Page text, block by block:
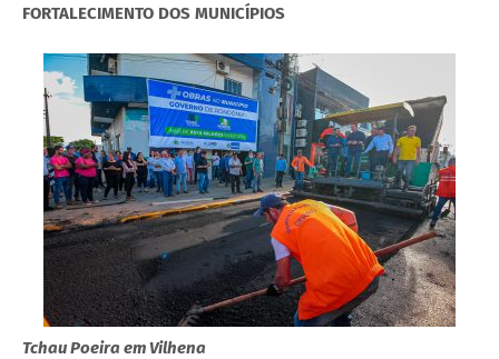
FORTALECIMENTO DOS MUNICÍPIOS
Tchau Poeira em Vilhena